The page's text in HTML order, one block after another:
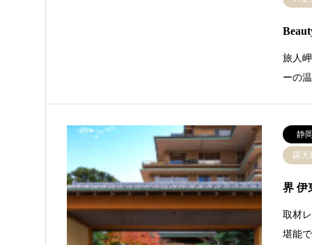
旅人
ーの
静
露天
界 伊
取材
堪能